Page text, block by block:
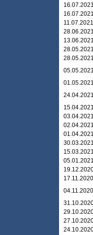
16.07.2021
16.07.2021
11.07.2021
28.06.2021
13.06.2021
28.05.2021
28.05.2021
05.05.2021
01.05.2021
24.04.2021
15.04.2021
03.04.2021
02.04.2021
01.04.2021
30.03.2021
15.03.2021
05.01.2021
17.11.2020
04.11.2020